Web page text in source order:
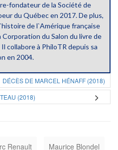
fondateur de la Société de
du Québec en 2017. De plus,
de l`Amérique française
du Salon du livre de
collabore à PhiloTR depuis sa
en 2004.
DÉCÈS DE MARCEL HÉNAFF (2018)
(2018)
Renault Maurice Blondel